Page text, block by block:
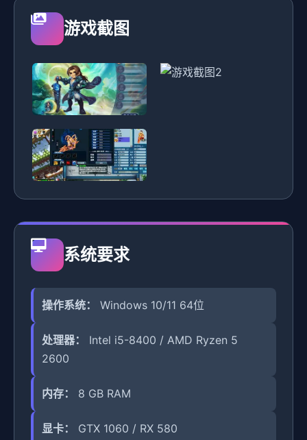
游戏截图
系统要求
操作系统： Windows 10/11 64位
处理器：
Intel i5-8400 / AMD Ryzen 5
2600
内存： 8 GB RAM
显卡： GTX 1060 / RX 580